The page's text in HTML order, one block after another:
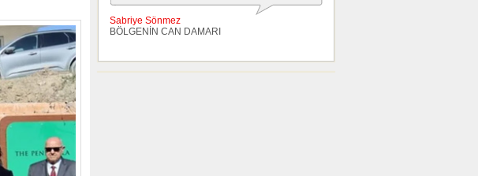
Sabriye Sönmez
BÖLGENİN CAN DAMARI